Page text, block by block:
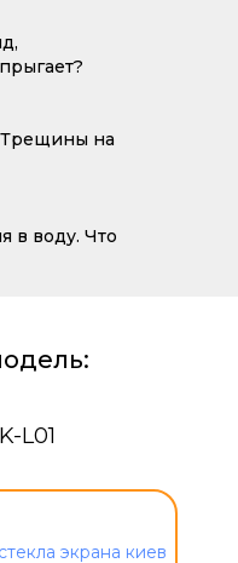
Трещины на
в воду. Что
L01